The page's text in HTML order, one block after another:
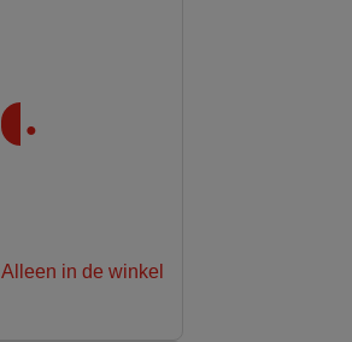
.
Alleen in de winkel